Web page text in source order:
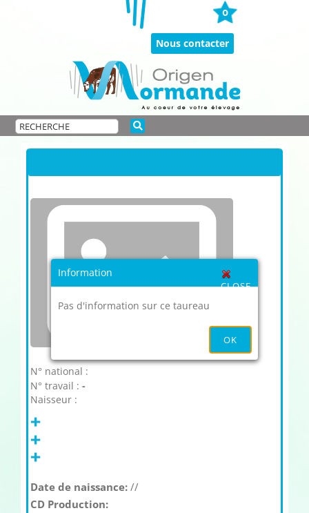
0
Nous contacter
N° national :
N° travail : -
Naisseur :
Date de naissance://
CD Production:
Information
CLOSE
Pas d'information sur ce taureau
OK